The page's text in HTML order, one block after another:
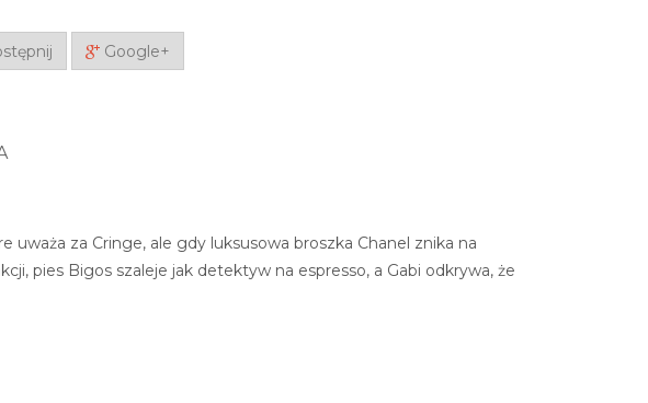
Google+
za Cringe, ale gdy luksusowa broszka Chanel znika na
pies Bigos szaleje jak detektyw na espresso, a Gabi odkrywa, że